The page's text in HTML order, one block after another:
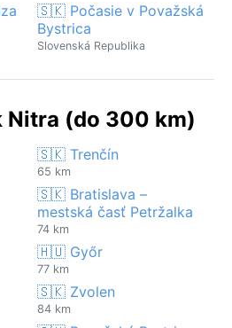
🇸🇰 Počasie v Považská
Bystrica
Slovenská Republika
Nitra (do 300 km)
🇸🇰 Trenčín
65 km
🇸🇰 Bratislava –
mestská časť Petržalka
74 km
🇭🇺 Győr
77 km
🇸🇰 Zvolen
84 km